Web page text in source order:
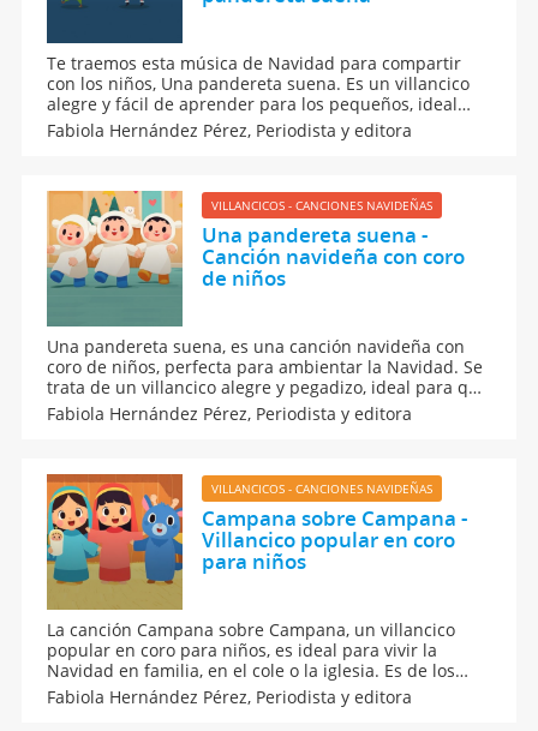
Te traemos esta música de Navidad para compartir
con los niños, Una pandereta suena. Es un villancico
alegre y fácil de aprender para los pequeños, ideal
para cantar en familia, en el cole o en la parroquia y
llenar de ritmo y alegría las fiestas navideñas,
Fabiola Hernández Pérez, Periodista y editora
VILLANCICOS - CANCIONES NAVIDEÑAS
Una pandereta suena -
Canción navideña con coro
de niños
Una pandereta suena, es una canción navideña con
coro de niños, perfecta para ambientar la Navidad. Se
trata de un villancico alegre y pegadizo, ideal para que
los peques canten, bailen y sigan el ritmo de la
pandereta. Sin duda, un recurso musical fantástico
Fabiola Hernández Pérez, Periodista y editora
VILLANCICOS - CANCIONES NAVIDEÑAS
Campana sobre Campana -
Villancico popular en coro
para niños
La canción Campana sobre Campana, un villancico
popular en coro para niños, es ideal para vivir la
Navidad en familia, en el cole o la iglesia. Es de los
villancicos más tradicionales con voces infantiles, letra
clara y ritmo suave para que los peques lo aprendan
Fabiola Hernández Pérez, Periodista y editora